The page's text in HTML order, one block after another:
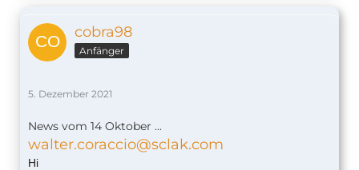
cobra98
Anfänger
5. Dezember 2021
News vom 14 Oktober ...
walter.coraccio@sclak.com
Hi